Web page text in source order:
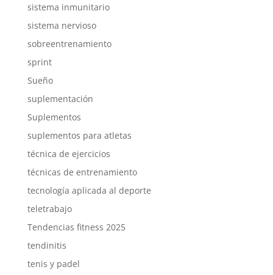
sistema inmunitario
sistema nervioso
sobreentrenamiento
sprint
Sueño
suplementación
Suplementos
suplementos para atletas
técnica de ejercicios
técnicas de entrenamiento
tecnología aplicada al deporte
teletrabajo
Tendencias fitness 2025
tendinitis
tenis y padel